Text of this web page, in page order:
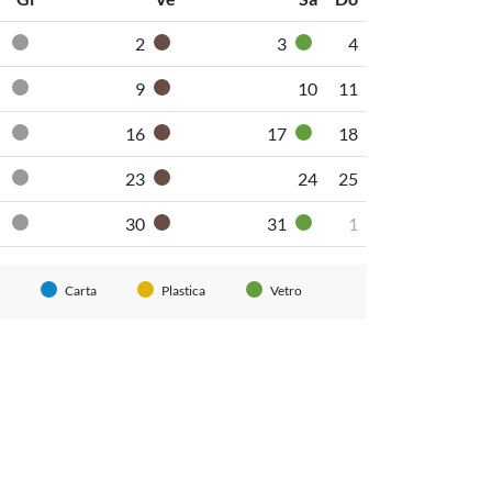
pannoloni
Secco non riciclabile
2 Organico umido
3 Vetro4
pannoloni
Secco non riciclabile
9 Organico umido 10 11
pannoloni
Secco non riciclabile
16 Organico umido
17 Vetro
18
pannoloni
Secco non riciclabile
23 Organico umido 24 25
pannoloni
Secco non riciclabile
30 Organico umido
31 Vetro1
Carta Plastica Vetro